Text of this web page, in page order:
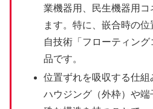
業機器用、民生機器用
ます。特に、嵌合時の
自技術「フローティン
品です。
位置ずれを吸収する仕
ハウジング（外枠）や